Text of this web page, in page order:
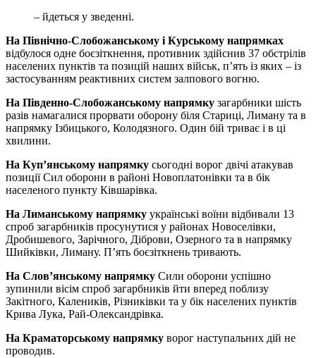
– йдеться у зведенні.
На Північно-Слобожанському і Курському напрямках
відбулося одне боєзіткнення, противник здійснив 37 обстрілів
населених пунктів та позицій наших військ, п’ять із яких – із
застосуванням реактивних систем залпового вогню.
На Південно-Слобожанському напрямку загарбники шість
разів намагалися прорвати оборону біля Стариці, Лиману та в
напрямку Ізбицького, Колодязного. Один бій триває і в ці
хвилини.
На Куп’янському напрямку сьогодні ворог двічі атакував
позиції Сил оборони в районі Новоплатонівки та в бік
населеного пункту Ківшарівка.
На Лиманському напрямку українські воїни відбивали 13
спроб загарбників просунутися у районах Новоселівки,
Дробишевого, Зарічного, Діброви, Озерного та в напрямку
Шийківки, Лиману. П’ять боєзіткнень тривають.
На Слов’янському напрямку Сили оборони успішно
зупинили вісім спроб загарбників йти вперед поблизу
Закітного, Калеників, Різниківки та у бік населених пунктів
Крива Лука, Рай-Олександрівка.
На Краматорському напрямку ворог наступальних дій не
проводив.